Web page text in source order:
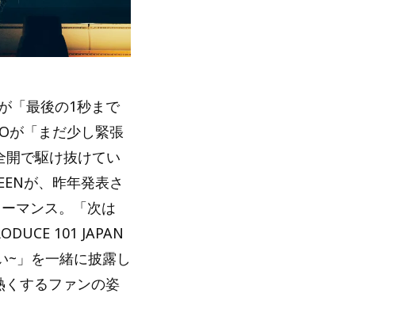
「最後の1秒まで
が「まだ少し緊張
開で駆け抜けてい
が、昨年発表さ
マンス。「次は
101 JAPAN
~」を一緒に披露し
するファンの姿